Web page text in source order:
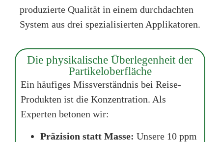
produzierte Qualität in einem durchdachten
System aus drei spezialisierten Applikatoren.
Die physikalische Überlegenheit der
Partikeloberfläche
Ein häufiges Missverständnis bei Reise-
Produkten ist die Konzentration. Als
Experten betonen wir:
Präzision statt Masse: Unsere 10 ppm